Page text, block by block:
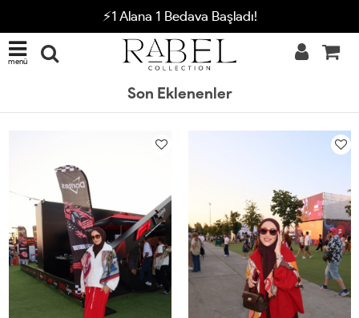
⚡1 Alana 1 Bedava Başladı!
menü
Son Eklenenler